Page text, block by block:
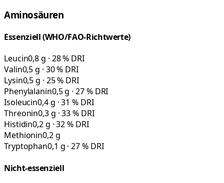
Aminosäuren
Essenziell (WHO/FAO-Richtwerte)
Leucin0,8 g · 28 % DRI
Valin0,5 g · 30 % DRI
Lysin0,5 g · 25 % DRI
Phenylalanin0,5 g · 27 % DRI
Isoleucin0,4 g · 31 % DRI
Threonin0,3 g · 33 % DRI
Histidin0,2 g · 32 % DRI
Methionin0,2 g
Tryptophan0,1 g · 27 % DRI
Nicht-essenziell